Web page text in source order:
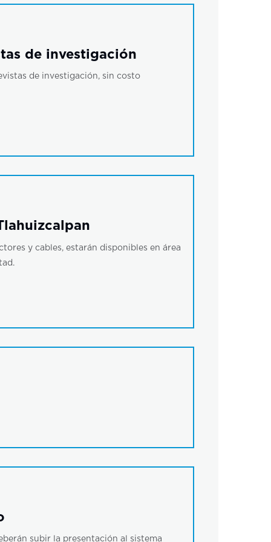
de investigación
de investigación, sin costo
y cables, estarán disponibles en área
subir la presentación al sistema